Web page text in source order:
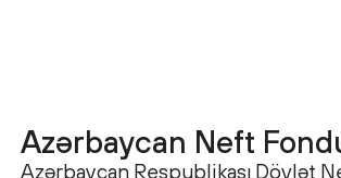
Azərbaycan Neft
Azərbaycan Respublikası Dövlət